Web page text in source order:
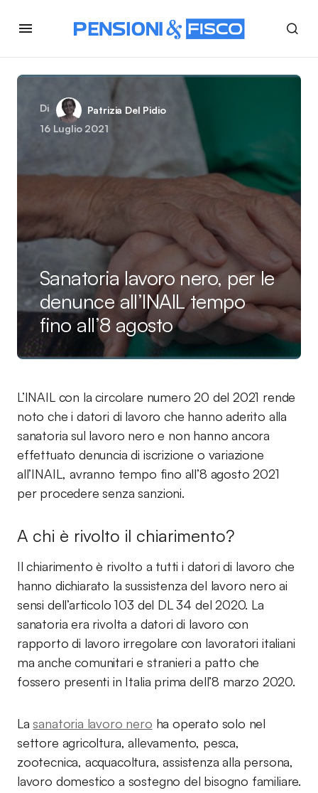
Di
Patrizia Del Pidio
16 Luglio 2021
Sanatoria lavoro nero, per le
denunce all’INAIL tempo
fino all’8 agosto
L’INAIL con la circolare numero 20 del 2021 rende
noto che i datori di lavoro che hanno aderito alla
sanatoria sul lavoro nero e non hanno ancora
effettuato denuncia di iscrizione o variazione
all’INAIL, avranno tempo fino all’8 agosto 2021
per procedere senza sanzioni.
A chi è rivolto il chiarimento?
Il chiarimento è rivolto a tutti i datori di lavoro che
hanno dichiarato la sussistenza del lavoro nero ai
sensi dell’articolo 103 del DL 34 del 2020. La
sanatoria era rivolta a datori di lavoro con
rapporto di lavoro irregolare con lavoratori italiani
ma anche comunitari e stranieri a patto che
fossero presenti in Italia prima dell’8 marzo 2020.
Lasanatoria lavoro nero ha operato solo nel
settore agricoltura, allevamento, pesca,
zootecnica, acquacoltura, assistenza alla persona,
lavoro domestico a sostegno del bisogno familiare.